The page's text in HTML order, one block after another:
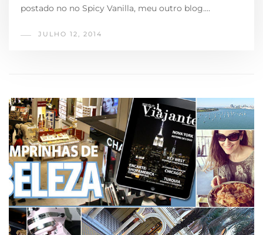
postado no no Spicy Vanilla, meu outro blog.…
JULHO 12, 2014